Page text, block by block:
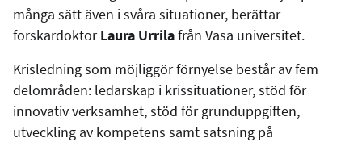
många sätt även i svåra situationer, berättar
forskardoktorLaura Urrilafrån Vasa universitet.
Krisledning som möjliggör förnyelse består av fem
delområden: ledarskap i krissituationer, stöd för
innovativ verksamhet, stöd för grunduppgiften,
utveckling av kompetens samt satsning på